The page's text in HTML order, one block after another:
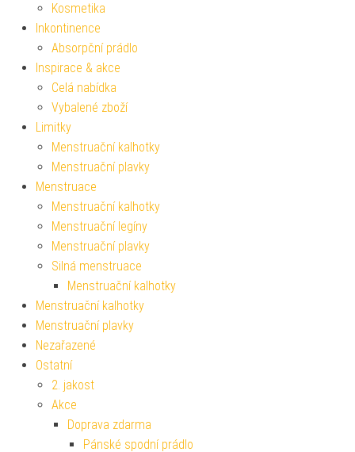
Kosmetika
Inkontinence
Absorpční prádlo
Inspirace & akce
Celá nabídka
Vybalené zboží
Limitky
Menstruační kalhotky
Menstruační plavky
Menstruace
Menstruační kalhotky
Menstruační legíny
Menstruační plavky
Silná menstruace
Menstruační kalhotky
Menstruační kalhotky
Menstruační plavky
Nezařazené
Ostatní
2. jakost
Akce
Doprava zdarma
Pánské spodní prádlo